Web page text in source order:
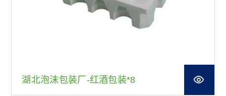
湖北泡沫包装厂-红酒包装*8